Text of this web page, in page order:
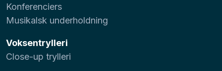
Konferenciers
Musikalsk underholdning
Voksentrylleri
Close-up trylleri